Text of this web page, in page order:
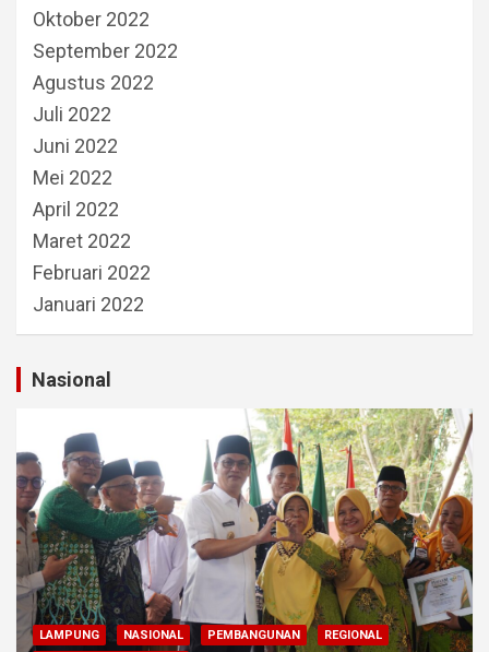
Oktober 2022
September 2022
Agustus 2022
Juli 2022
Juni 2022
Mei 2022
April 2022
Maret 2022
Februari 2022
Januari 2022
Nasional
LAMPUNG NASIONAL PEMBANGUNAN
REGIONAL